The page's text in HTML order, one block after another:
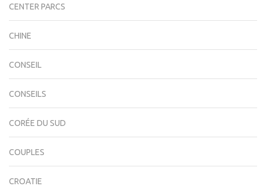
CENTER PARCS
CHINE
CONSEIL
CONSEILS
CORÉE DU SUD
COUPLES
CROATIE